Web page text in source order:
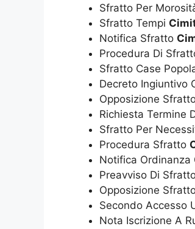
Sfratto Per
Sfratto Tempi
Notifica Sfratto
Procedura Di
Sfratto Case
Decreto Ingiuntivo
Opposizione
Richiesta Termine
Sfratto Per
Procedura Sfratto
Notifica Ordinanza
Preavviso Di
Opposizione
Secondo Accesso
Nota Iscrizione A